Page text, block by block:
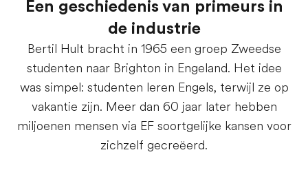
Een geschiedenis van primeurs in
de industrie
Bertil Hult bracht in 1965 een groep Zweedse
studenten naar Brighton in Engeland. Het idee
was simpel: studenten leren Engels, terwijl ze op
vakantie zijn. Meer dan 60 jaar later hebben
miljoenen mensen via EF soortgelijke kansen voor
zichzelf gecreëerd.